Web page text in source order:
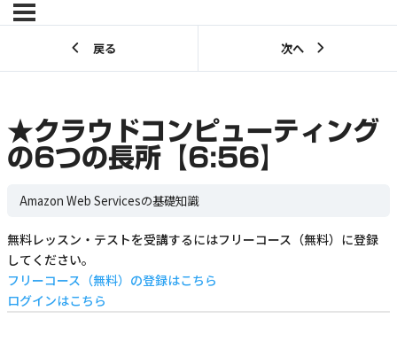
戻る 次へ
★クラウドコンピューティング
の6つの長所【6:56】
Amazon Web Servicesの基礎知識
無料レッスン・テストを受講するにはフリーコース（無料）に登録
してください。
フリーコース（無料）の登録はこちら
ログインはこちら